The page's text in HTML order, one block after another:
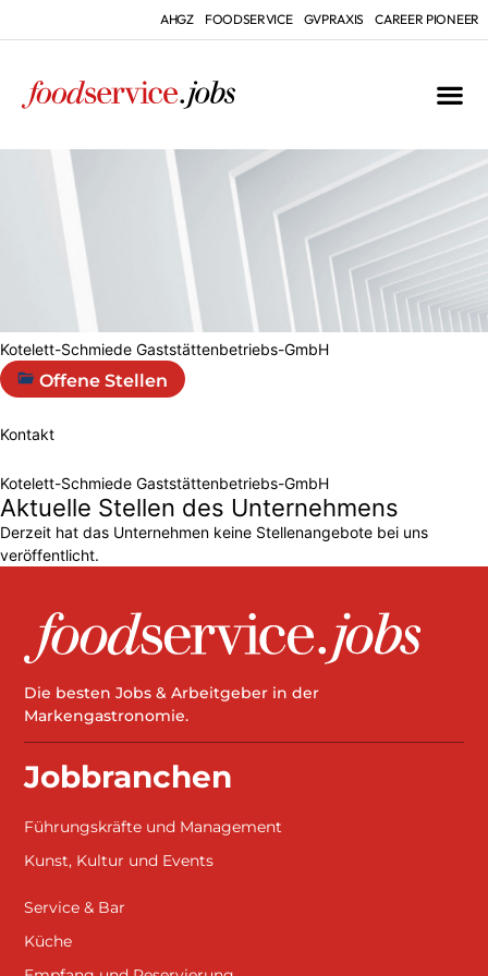
AHGZ FOODSERVICE GVPRAXIS CAREER PIONEER
Kotelett-Schmiede Gaststättenbetriebs-GmbH
Offene Stellen
Kontakt
Kotelett-Schmiede Gaststättenbetriebs-GmbH
Aktuelle Stellen des Unternehmens
Derzeit hat das Unternehmen keine Stellenangebote bei uns
veröffentlicht.
Die besten Jobs & Arbeitgeber in der
Markengastronomie.
Jobbranchen
Führungskräfte und Management
Kunst, Kultur und Events
Service & Bar
Küche